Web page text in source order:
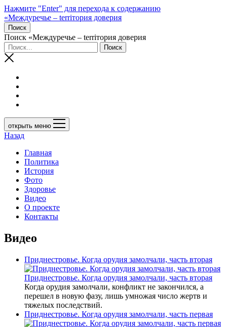
Нажмите "Enter" для перехода к содержанию
«Междуречье – terriтория доверия
Поиск
Поиск «Междуречье – terriтория доверия
открыть меню
Назад
Главная
Политика
История
Фото
Здоровье
Видео
О проекте
Контакты
Видео
Приднестровье. Когда орудия замолчали, часть вторая
Приднестровье. Когда орудия замолчали, часть вторая
Когда орудия замолчали, конфликт не закончился, а
перешел в новую фазу, лишь умножая число жертв и
тяжелых последствий.
Приднестровье. Когда орудия замолчали, часть первая